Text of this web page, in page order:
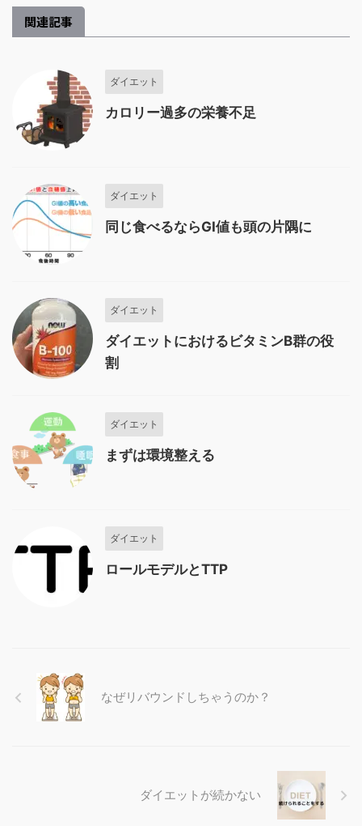
関連記事
ダイエット
カロリー過多の栄養不足
ダイエット
同じ食べるならGI値も頭の片隅に
ダイエット
ダイエットにおけるビタミンB群の役
割
ダイエット
まずは環境整える
ダイエット
ロールモデルとTTP
なぜリバウンドしちゃうのか？
ダイエットが続かない